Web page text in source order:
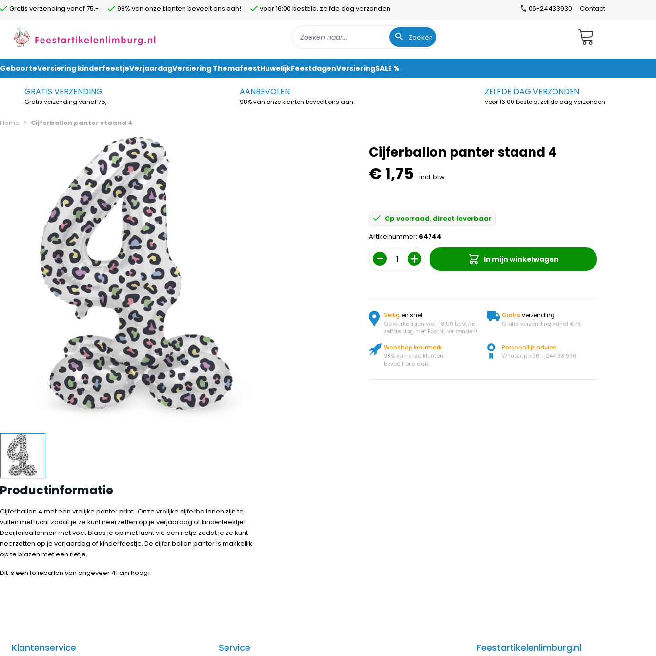
Gratis verzending vanaf 75,- 98% van onze klanten beveelt ons aan! voor 16:00 besteld, zelfde dag verzonden 06-24433930 Contact
Zoeken Winkelwagen
GeboorteVersiering kinderfeestjeVerjaardagVersiering ThemafeestHuwelijkFeestdagenVersieringSALE %
GRATIS VERZENDING
Gratis verzending vanaf 75,-
AANBEVOLEN
98% van onze klanten beveelt ons aan!
ZELFDE DAG VERZONDEN
voor 16:00 besteld, zelfde dag verzonden
Home > Cijferballon panter staand 4
Cijferballon panter staand 4
€ 1,75 incl. btw
Op voorraad, direct leverbaar
Artikelnummer: 64744
Aantal
In mijn winkelwagen
Veiligen snel
Op werkdagen voor 16:00 besteld,
zelfde dag met PostNL verzonden!
Gratis verzending
Gratis verzending vanaf €75.
Webshop keurmerk
98% van onze klanten
beveelt ons aan!
Persoonllijk advies
Whatsapp 06 - 244 33 930
Productinformatie
Cijferballon 4 met een vrolijke panter print.. Onze vrolijke cijferballonen zijn te
vullen met lucht zodat je ze kunt neerzetten op je verjaardag of kinderfeestje!
Decijferballonnen met voet blaas je op met lucht via een rietje zodat je ze kunt
neerzetten op je verjaardag of kinderfeestje. De cijfer ballon panter is makkelijk
op te blazen met een rietje.
Dit is een folieballon van ongeveer 41 cm hoog!
Klantenservice Service Feestartikelenlimburg.nl